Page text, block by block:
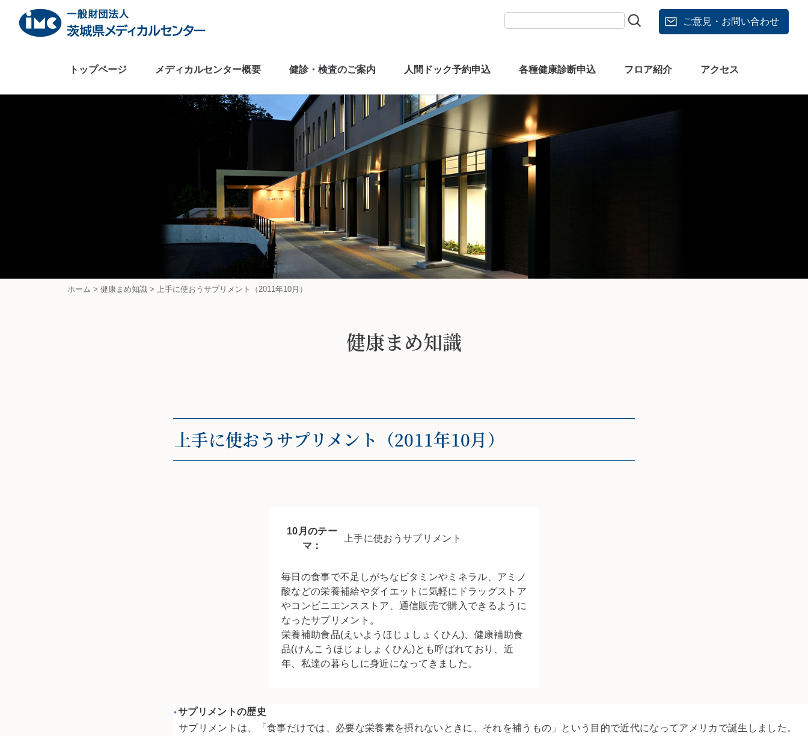
content
ご意見・お問い合わせ
トップページ メディカルセンター概要 健診・検査のご案内 人間ドック予約申込 各種健康診断申込 フロア紹介 アクセス
ホーム > 健康まめ知識 > 上手に使おうサプリメント（2011年10月）
健康まめ知識
上手に使おうサプリメント（2011年10月）
10月のテー
マ：
上手に使おうサプリメント
毎日の食事で不足しがちなビタミンやミネラル、アミノ
酸などの栄養補給やダイエットに気軽にドラッグストア
やコンビニエンスストア、通信販売で購入できるように
なったサプリメント。
栄養補助食品(えいようほじょしょくひん)、健康補助食
品(けんこうほじょしょくひん)とも呼ばれており、近
年、私達の暮らしに身近になってきました。
サプリメントの歴史
サプリメントは、「食事だけでは、必要な栄養素を摂れないときに、それを補うもの」という目的で近代になってアメリカで誕生しました。